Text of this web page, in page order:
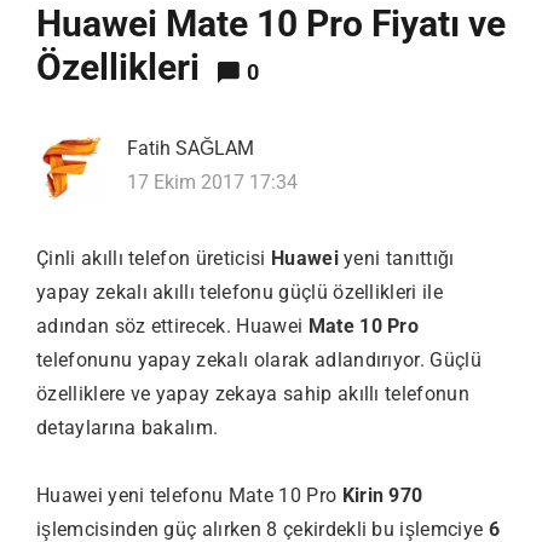
Huawei Mate 10 Pro Fiyatı ve
Özellikleri
0
Fatih SAĞLAM
17 Ekim 2017 17:34
Çinli akıllı telefon üreticisi Huaweiyeni tanıttığı
yapay zekalı akıllı telefonu güçlü özellikleri ile
adından söz ettirecek. Huawei Mate 10 Pro
telefonunu yapay zekalı olarak adlandırıyor. Güçlü
özelliklere ve yapay zekaya sahip akıllı telefonun
detaylarına bakalım.
Huawei yeni telefonu Mate 10 Pro Kirin 970
işlemcisinden güç alırken 8 çekirdekli bu işlemciye 6